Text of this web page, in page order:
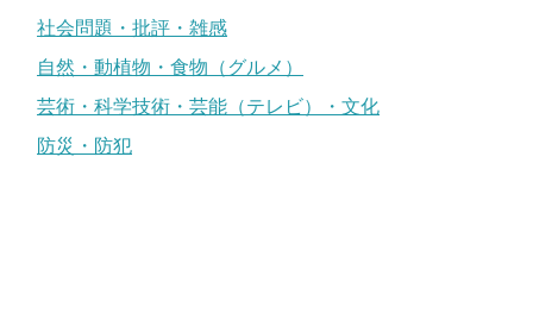
社会問題・批評・雑感
自然・動植物・食物（グルメ）
芸術・科学技術・芸能（テレビ）・文化
防災・防犯